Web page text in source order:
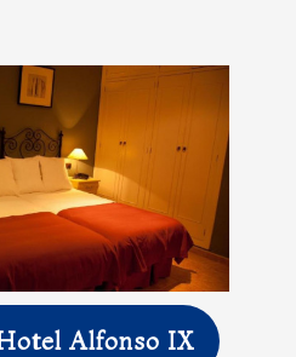
Alfonso IX